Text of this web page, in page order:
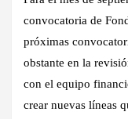
convocatoria de
próximas
obstante en la
con el equipo
crear nuevas líneas